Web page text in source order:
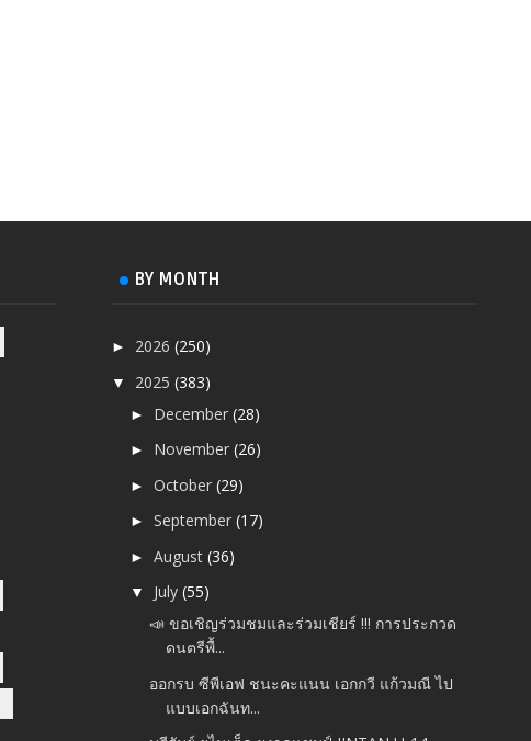
BY MONTH
► 2026(250)
▼ 2025(383)
► December(28)
► November(26)
►October(29)
► September(17)
►August(36)
▼ July(55)
📣 ขอเชิญร่วมชมและร่วมเชียร์ !!! การประกวด
ดนตรีพื้...
ออกรบ ซีพีเอฟ ชนะคะแนน เอกกวี แก้วมณี ไป
แบบเอกฉันท...